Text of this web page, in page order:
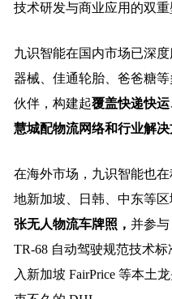
技术研发与商业应用的双重
九识智能在国内市场已深
器械、佳通轮胎、爸爸糖
伙伴，构建起覆盖快递快
慧城配物流网络和行业解决
在海外市场，九识智能也
地新加坡、日韩、中东等区
张无人物流车牌照， 并参与
TR-68 自动驾驶规范技术
入新加坡 FairPrice 等本土